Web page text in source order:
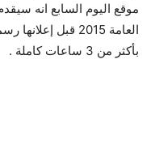
موقع اليوم السابع انه
العامة 2015 قبل
بأكثر من 3 ساعات كاملة .